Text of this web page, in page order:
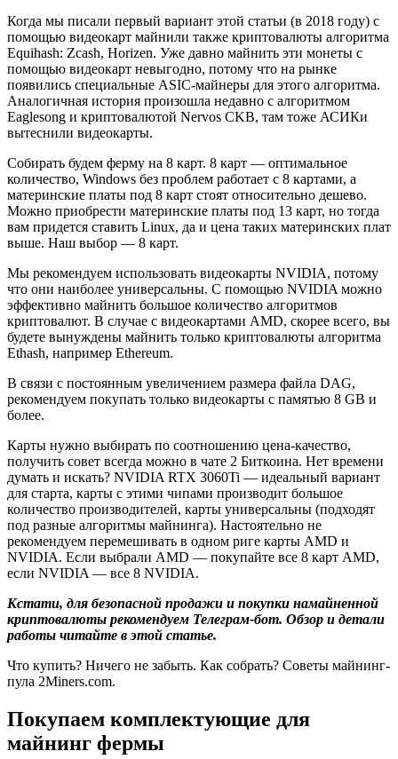
Когда мы писали первый вариант этой статьи (в 2018 году) с
помощью видеокарт майнили также криптовалюты алгоритма
Equihash: Zcash, Horizen. Уже давно майнить эти монеты с
помощью видеокарт невыгодно, потому что на рынке
появились специальные ASIC-майнеры для этого алгоритма.
Аналогичная история произошла недавно с алгоритмом
Eaglesong и криптовалютой Nervos CKB, там тоже АСИКи
вытеснили видеокарты.
Собирать будем ферму на 8 карт. 8 карт — оптимальное
количество, Windows без проблем работает с 8 картами, а
материнские платы под 8 карт стоят относительно дешево.
Можно приобрести материнские платы под 13 карт, но тогда
вам придется ставить Linux, да и цена таких материнских плат
выше. Наш выбор — 8 карт.
Мы рекомендуем использовать видеокарты NVIDIA, потому
что они наиболее универсальны. С помощью NVIDIA можно
эффективно майнить большое количество алгоритмов
криптовалют. В случае с видеокартами AMD, скорее всего, вы
будете вынуждены майнить только криптовалюты алгоритма
Ethash, например Ethereum.
В связи с постоянным увеличением размера файла DAG,
рекомендуем покупать только видеокарты с памятью 8 GB и
более.
Карты нужно выбирать по соотношению цена-качество,
получить совет всегда можно в чате 2 Биткоина. Нет времени
думать и искать? NVIDIA RTX 3060Ti — идеальный вариант
для старта, карты с этими чипами производит большое
количество производителей, карты универсальны (подходят
под разные алгоритмы майнинга). Настоятельно не
рекомендуем перемешивать в одном риге карты AMD и
NVIDIA. Если выбрали AMD — покупайте все 8 карт AMD,
если NVIDIA — все 8 NVIDIA.
Кстати, для безопасной продажи и покупки намайненной
криптовалюты рекомендуем Телеграм-бот. Обзор и детали
работы читайте в этой статье.
Что купить? Ничего не забыть. Как собрать? Советы майнинг-
пула 2Miners.com.
Покупаем комплектующие для
майнинг фермы